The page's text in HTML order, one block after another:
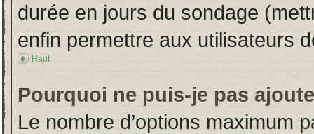
durée en jours du sondage
enfin permettre aux utilisateurs
Haut
Pourquoi ne puis-je pas
Le nombre d’options maximum